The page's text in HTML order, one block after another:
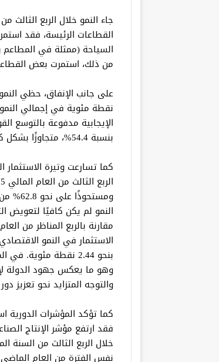
القطاعات الرئيسة، فقد استمر
السياحة (ممثلة في المطاعم
من ذلك، استمرت بعض
نقطة مئوية في إجمالي
الإيجابية مدفوعة بالتوسع
بنسبة 54.4%، متجاوزًا بشكل كبير الزيادة المسجلة في الواردات والبالغة 18.7%.
مقارنة بالربع المناظر من
الاستثمار في النمو
وهو ما يعكس جهود الدولة
والتوجه المتزايد نحو تعزيز
كما تؤكد المؤشرات الدورية
نفس الفترة من العام